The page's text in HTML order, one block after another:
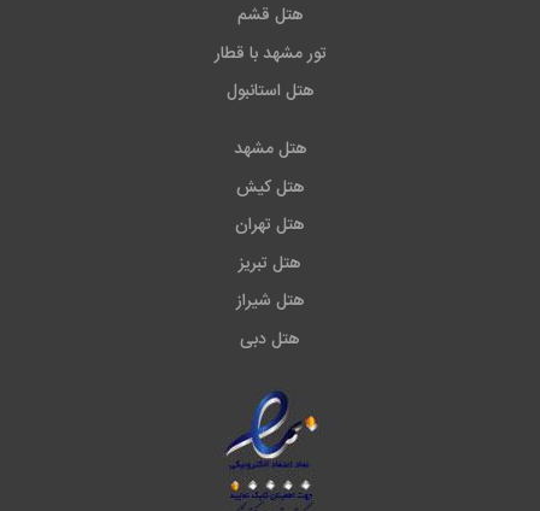
هتل قشم
تور مشهد با قطار
هتل استانبول
هتل مشهد
هتل کیش
هتل تهران
هتل تبریز
هتل شیراز
هتل دبی